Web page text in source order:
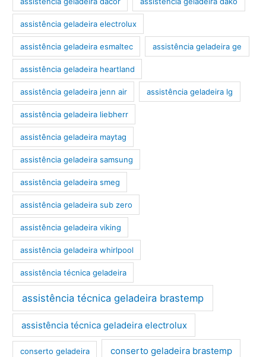
assistência geladeira electrolux
assistência geladeira esmaltec assistência geladeira ge
assistência geladeira heartland
assistência geladeira jenn air assistência geladeira lg
assistência geladeira liebherr
assistência geladeira maytag
assistência geladeira samsung
assistência geladeira smeg
assistência geladeira sub zero
assistência geladeira viking
assistência geladeira whirlpool
assistência técnica geladeira
assistência técnica geladeira brastemp
assistência técnica geladeira electrolux
conserto geladeira conserto geladeira brastemp